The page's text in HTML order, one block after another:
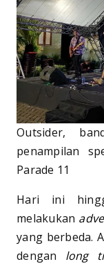
Outsider,
penampilan
Parade 11
Hari ini
melakukan
yang berbeda.
dengan long